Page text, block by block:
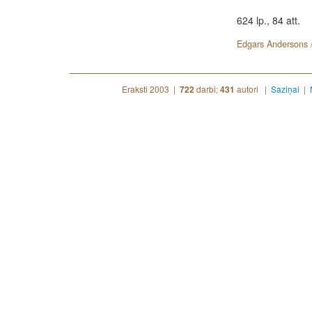
624 lp., 84 att.
Edgars
Eraksti 2003 | 722 darbi;431 autori | Saziņai |